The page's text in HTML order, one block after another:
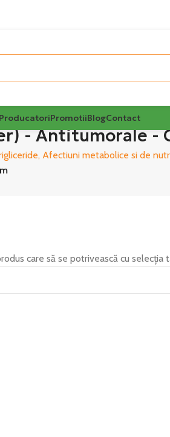
ProducatoriPromotiiBlogContact
- Antitumorale -
Afectiuni metabolice si de
care să se potrivească cu selecția